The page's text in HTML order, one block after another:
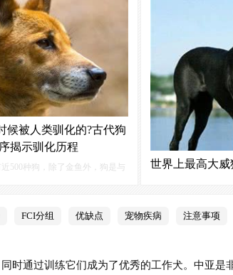
强悍的动物，但是并非是最强物
世界上最高大
象征。外形高大、高
境，是比较适合看家
马士提夫獒是一个具
候被人类驯化的?古代狗
揭示驯化历程
近500种狗，除了金鱼外，狗是与
时，一定程度上狗也影响了人类
来源。
FCI分组 优缺点 宠物疾病 注意事项
时通过训练它们成为了优秀的工作犬。中亚是